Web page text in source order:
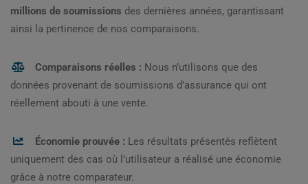
millions de soumissions des dernières années, garantissant
ainsi la pertinence de nos comparaisons.
Comparaisons réelles : Nous n’utilisons que des
données provenant de soumissions d’assurance qui ont
réellement abouti à une vente.
Économie prouvée : Les résultats présentés reflètent
uniquement des cas où l’utilisateur a réalisé une économie
grâce à notre comparateur.